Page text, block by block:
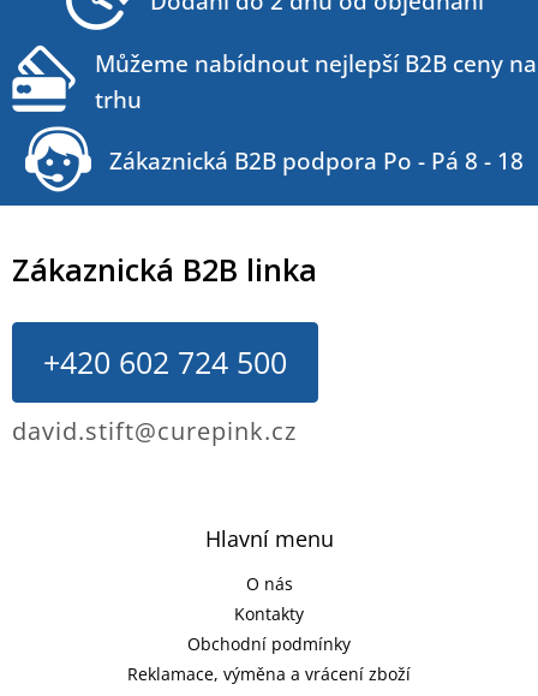
Hlavní menu
O nás
Kontakty
Obchodní podmínky
Reklamace, výměna a vrácení zboží
Zákaznická B2B linka
+420 602 724 500
david.stift@curepink.cz
Můžeme nabídnout nejlepší B2B ceny na
trhu
Zákaznická B2B podpora Po - Pá 8 - 18